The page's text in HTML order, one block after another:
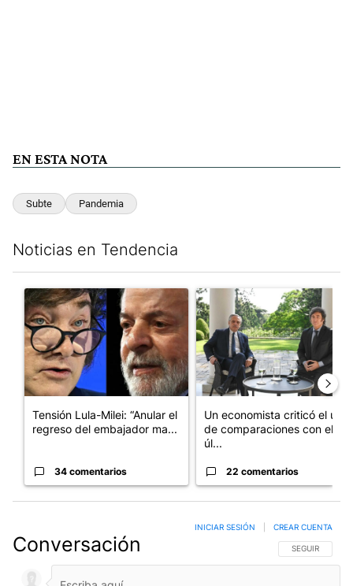
EN ESTA NOTA
Subte Pandemia
Noticias en Tendencia
Un artículo de tendencia con el título "Tensión Lula-Milei:
Tensión Lula-Milei: “Anular el
regreso del embajador ma...
34 comentarios
Un artículo de tendencia con
Un economista criticó el uso
de comparaciones con el
úl...
22 comentarios
Conversación SIGA ESTA
SEGUIR
INICIAR SESIÓN CREAR CUENTA